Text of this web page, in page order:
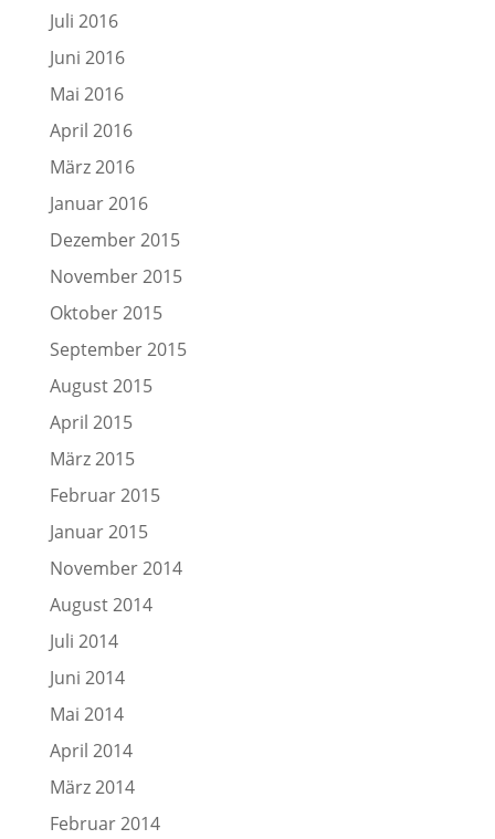
Juli 2016
Juni 2016
Mai 2016
April 2016
März 2016
Januar 2016
Dezember 2015
November 2015
Oktober 2015
September 2015
August 2015
April 2015
März 2015
Februar 2015
Januar 2015
November 2014
August 2014
Juli 2014
Juni 2014
Mai 2014
April 2014
März 2014
Februar 2014